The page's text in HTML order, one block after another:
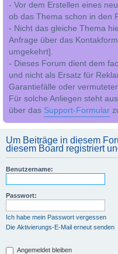
- Vor dem Erstellen eines
ob das Thema schon in den
- Nicht das gleiche Thema
Anfrage über das
umgekehrt].
- Dieses Forum dient dem
und nicht als Ersatz für
Garantiefälle oder
Für solche Anliegen steht
über das Support-Formular
Um Beiträge in diesem
diesem Board registriert
Benutzername:
Passwort:
Ich habe mein Passwort vergessen
Die Aktivierungs-E-Mail erneut senden
Angemeldet bleiben